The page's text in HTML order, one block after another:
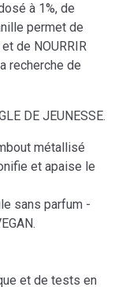
à 1%, de
permet de
de NOURRIR
recherche de
DE JEUNESSE.
métallisé
et apaise le
sans parfum -
et de tests en